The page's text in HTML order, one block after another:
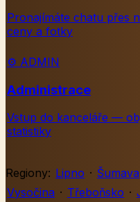
Pronajímáte chatu přes
ceny a fotky
⚙️ ADMIN
Administrace
Vstup do kanceláře —
statistiky
Regiony: Lipno · Šumava
Vysočina · Třeboňsko ·